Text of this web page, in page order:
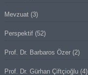
Mevzuat(3)
Perspektif(52)
Prof. Dr. Barbaros Özer(2)
Prof. Dr. Gürhan Çiftçioğlu(4)